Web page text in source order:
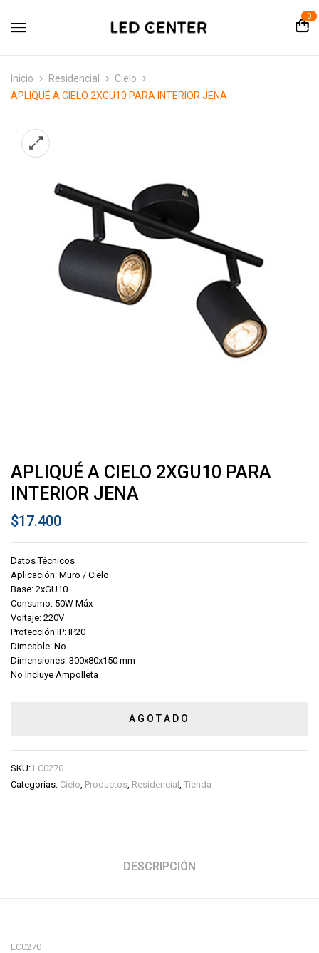
0
Inicio Residencial
Cielo
APLIQUÉ A CIELO 2XGU10 PARA INTERIOR JENA
APLIQUÉ A CIELO 2XGU10 PARA
INTERIOR JENA
$17.400
Datos Técnicos
Aplicación: Muro / Cielo
Base: 2xGU10
Consumo: 50W Máx
Voltaje: 220V
Protección IP: IP20
Dimeable: No
Dimensiones: 300x80x150 mm
No Incluye Ampolleta
AGOTADO
SKU: LC0270
Categorías: Cielo, Productos, Residencial , Tienda
DESCRIPCIÓN
LC0270